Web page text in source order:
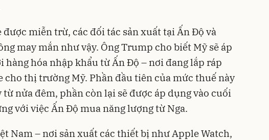
miễn trừ, các đối tác sản xuất tại Ấn Độ và
may mắn như vậy. Ông Trump cho biết Mỹ sẽ áp
hàng hóa nhập khẩu từ Ấn Độ – nơi đang lắp ráp
cho thị trường Mỹ. Phần đầu tiên của mức thuế này
nửa đêm, phần còn lại sẽ được áp dụng vào cuối
với việc Ấn Độ mua năng lượng từ Nga.
Nam – nơi sản xuất các thiết bị như Apple Watch,